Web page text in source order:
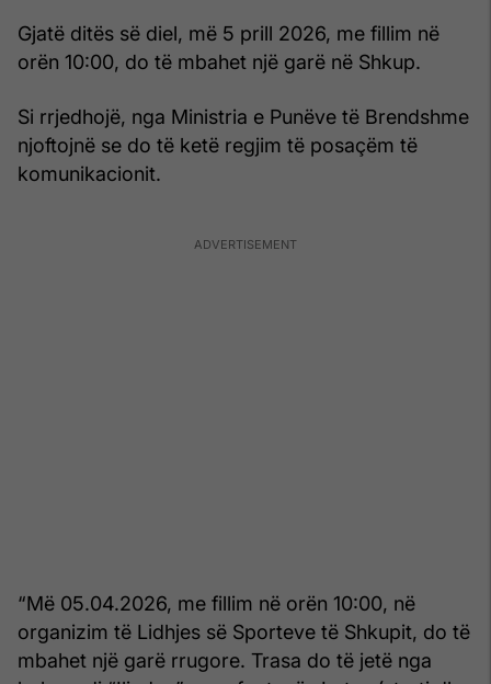
Gjatë ditës së diel, më 5 prill 2026, me fillim në
orën 10:00, do të mbahet një garë në Shkup.
Si rrjedhojë, nga Ministria e Punëve të Brendshme
njoftojnë se do të ketë regjim të posaçëm të
komunikacionit.
“Më 05.04.2026, me fillim në orën 10:00, në
organizim të Lidhjes së Sporteve të Shkupit, do të
mbahet një garë rrugore. Trasa do të jetë nga